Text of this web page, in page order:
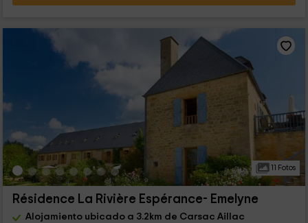
11 Fotos
Résidence La Rivière Espérance- Emelyne
Alojamiento ubicado a 3.2km de Carsac Aillac